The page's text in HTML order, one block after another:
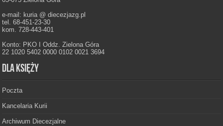
e-mail: kuria @ diecezjazg.pl
tel. 68-451-23-30
kom. 728-443-401
Konto: PKO I Oddz. Zielona Góra
22 1020 5402 0000 0102 0021 3694
Dla księży
Poczta
Kancelaria Kurii
Archiwum Diecezjalne